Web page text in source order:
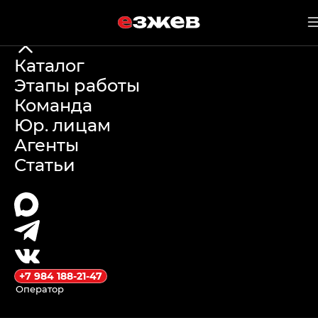
31 мая 2026 г.
Какую машину
купить
девушке из
Китая: обзор
моделей и
доставка под
езжев
Каталог
Этапы работы
Команда
Юр. лицам
Агенты
Статьи
+7 984 188-21-47
Оператор